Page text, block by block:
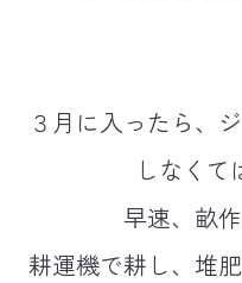
３月に入ったら、
しなくて
早速、畝
耕運機で耕し、堆